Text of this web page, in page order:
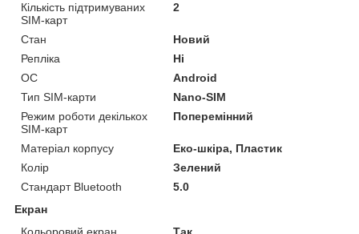
Кількість підтримуваних
SIM-карт
2
Стан
Новий
Репліка
Ні
ОС
Android
Тип SIM-карти
Nano-SIM
Режим роботи декількох
SIM-карт
Поперемінний
Матеріал корпусу
Еко-шкіра, Пластик
Колір
Зелений
Стандарт Bluetooth
5.0
Екран